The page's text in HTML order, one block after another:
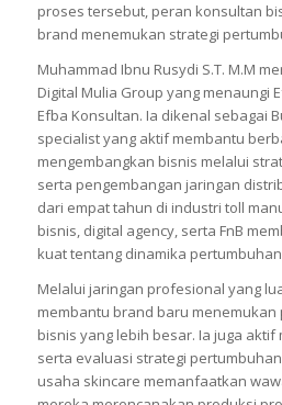
proses tersebut, peran konsultan
brand menemukan strategi
Muhammad Ibnu Rusydi S.T. M.M
Digital Mulia Group yang menaungi
Efba Konsultan. Ia dikenal sebagai
specialist yang aktif membantu
mengembangkan bisnis melalui
serta pengembangan jaringan
dari empat tahun di industri toll
bisnis, digital agency, serta FnB
kuat tentang dinamika
Melalui jaringan profesional yang
membantu brand baru
bisnis yang lebih besar. Ia juga
serta evaluasi strategi
usaha skincare memanfaatkan